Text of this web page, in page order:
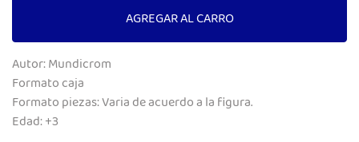
AGREGAR AL CARRO
Autor: Mundicrom
Formato caja
Formato piezas: Varia de acuerdo a la figura.
Edad: +3